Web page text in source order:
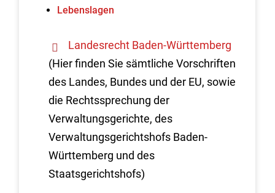
Lebenslagen
Landesrecht Baden-Württemberg
(Hier finden Sie sämtliche Vorschriften
des Landes, Bundes und der EU, sowie
die Rechtssprechung der
Verwaltungsgerichte, des
Verwaltungsgerichtshofs Baden-
Württemberg und des
Staatsgerichtshofs)